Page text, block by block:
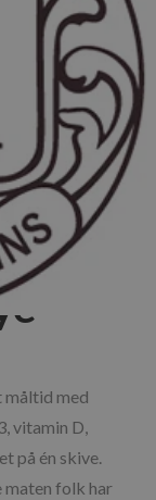
måltid med
vitamin D,
på én skive.
maten folk har